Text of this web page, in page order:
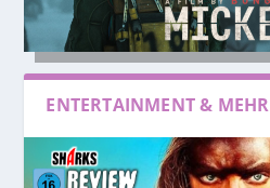
ENTERTAINMENT & MEHR